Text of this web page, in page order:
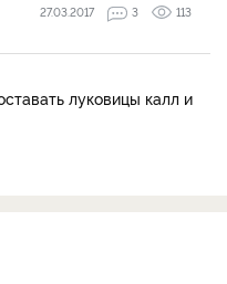
27.03.2017 3 113
луковицы калл и